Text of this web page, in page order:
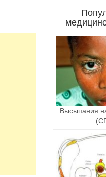
Высыпания